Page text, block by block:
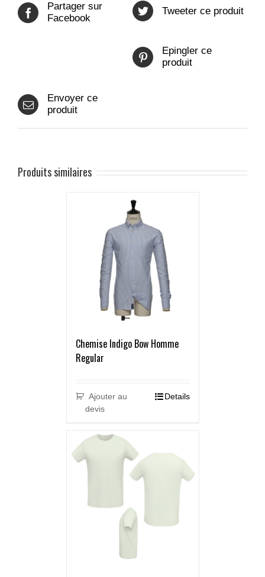
Partager sur
Facebook
Tweeter ce produit
Epingler ce
produit
Envoyer ce
produit
Produits similaires
Chemise Indigo Bow Homme
Regular
Ajouter au
devis
Details